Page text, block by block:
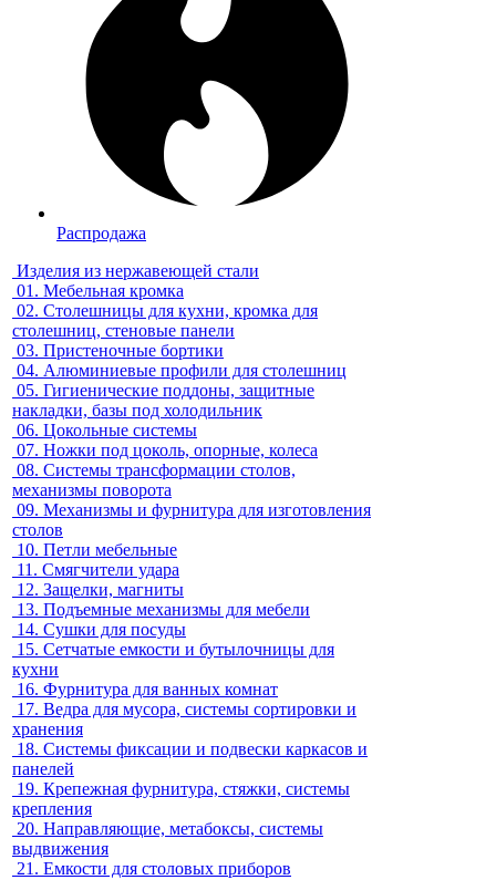
Распродажа
Изделия из нержавеющей стали
01. Мебельная кромка
02. Столешницы для кухни, кромка для
столешниц, стеновые панели
03. Пристеночные бортики
04. Алюминиевые профили для столешниц
05. Гигиенические поддоны, защитные
накладки, базы под холодильник
06. Цокольные системы
07. Ножки под цоколь, опорные, колеса
08. Системы трансформации столов,
механизмы поворота
09. Механизмы и фурнитура для изготовления
столов
10. Петли мебельные
11. Смягчители удара
12. Защелки, магниты
13. Подъемные механизмы для мебели
14. Сушки для посуды
15. Сетчатые емкости и бутылочницы для
кухни
16. Фурнитура для ванных комнат
17. Ведра для мусора, системы сортировки и
хранения
18. Системы фиксации и подвески каркасов и
панелей
19. Крепежная фурнитура, стяжки, системы
крепления
20. Направляющие, метабоксы, системы
выдвижения
21. Емкости для столовых приборов